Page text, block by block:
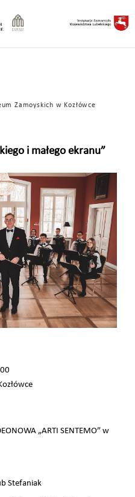
Zamoyskich w Kozłówce
i małego ekranu”
„ARTI SENTEMO” w
Stefaniak